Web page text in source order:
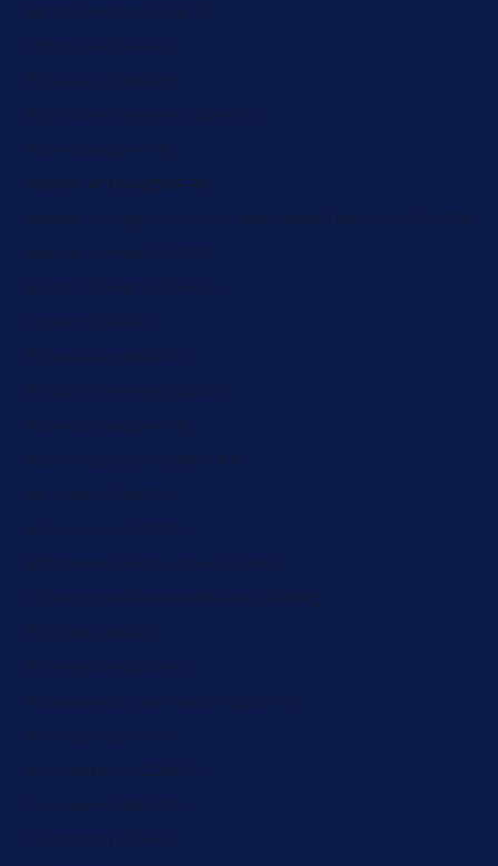
Sint Maarten (ZAR R)
Slovakia (ZAR R)
Slovenia (ZAR R)
Solomon Islands (ZAR R)
Somalia (ZAR R)
South Africa (ZAR R)
South Georgia & South Sandwich Islands (ZAR R)
South Korea (ZAR R)
South Sudan (ZAR R)
Spain (ZAR R)
Sri Lanka (ZAR R)
St. Barthélemy (ZAR R)
St. Helena (ZAR R)
St. Kitts & Nevis (ZAR R)
St. Lucia (ZAR R)
St. Martin (ZAR R)
St. Pierre & Miquelon (ZAR R)
St. Vincent & Grenadines (ZAR R)
Sudan (ZAR R)
Suriname (ZAR R)
Svalbard & Jan Mayen (ZAR R)
Sweden (ZAR R)
Switzerland (ZAR R)
Tajikistan (ZAR R)
Tanzania (ZAR R)